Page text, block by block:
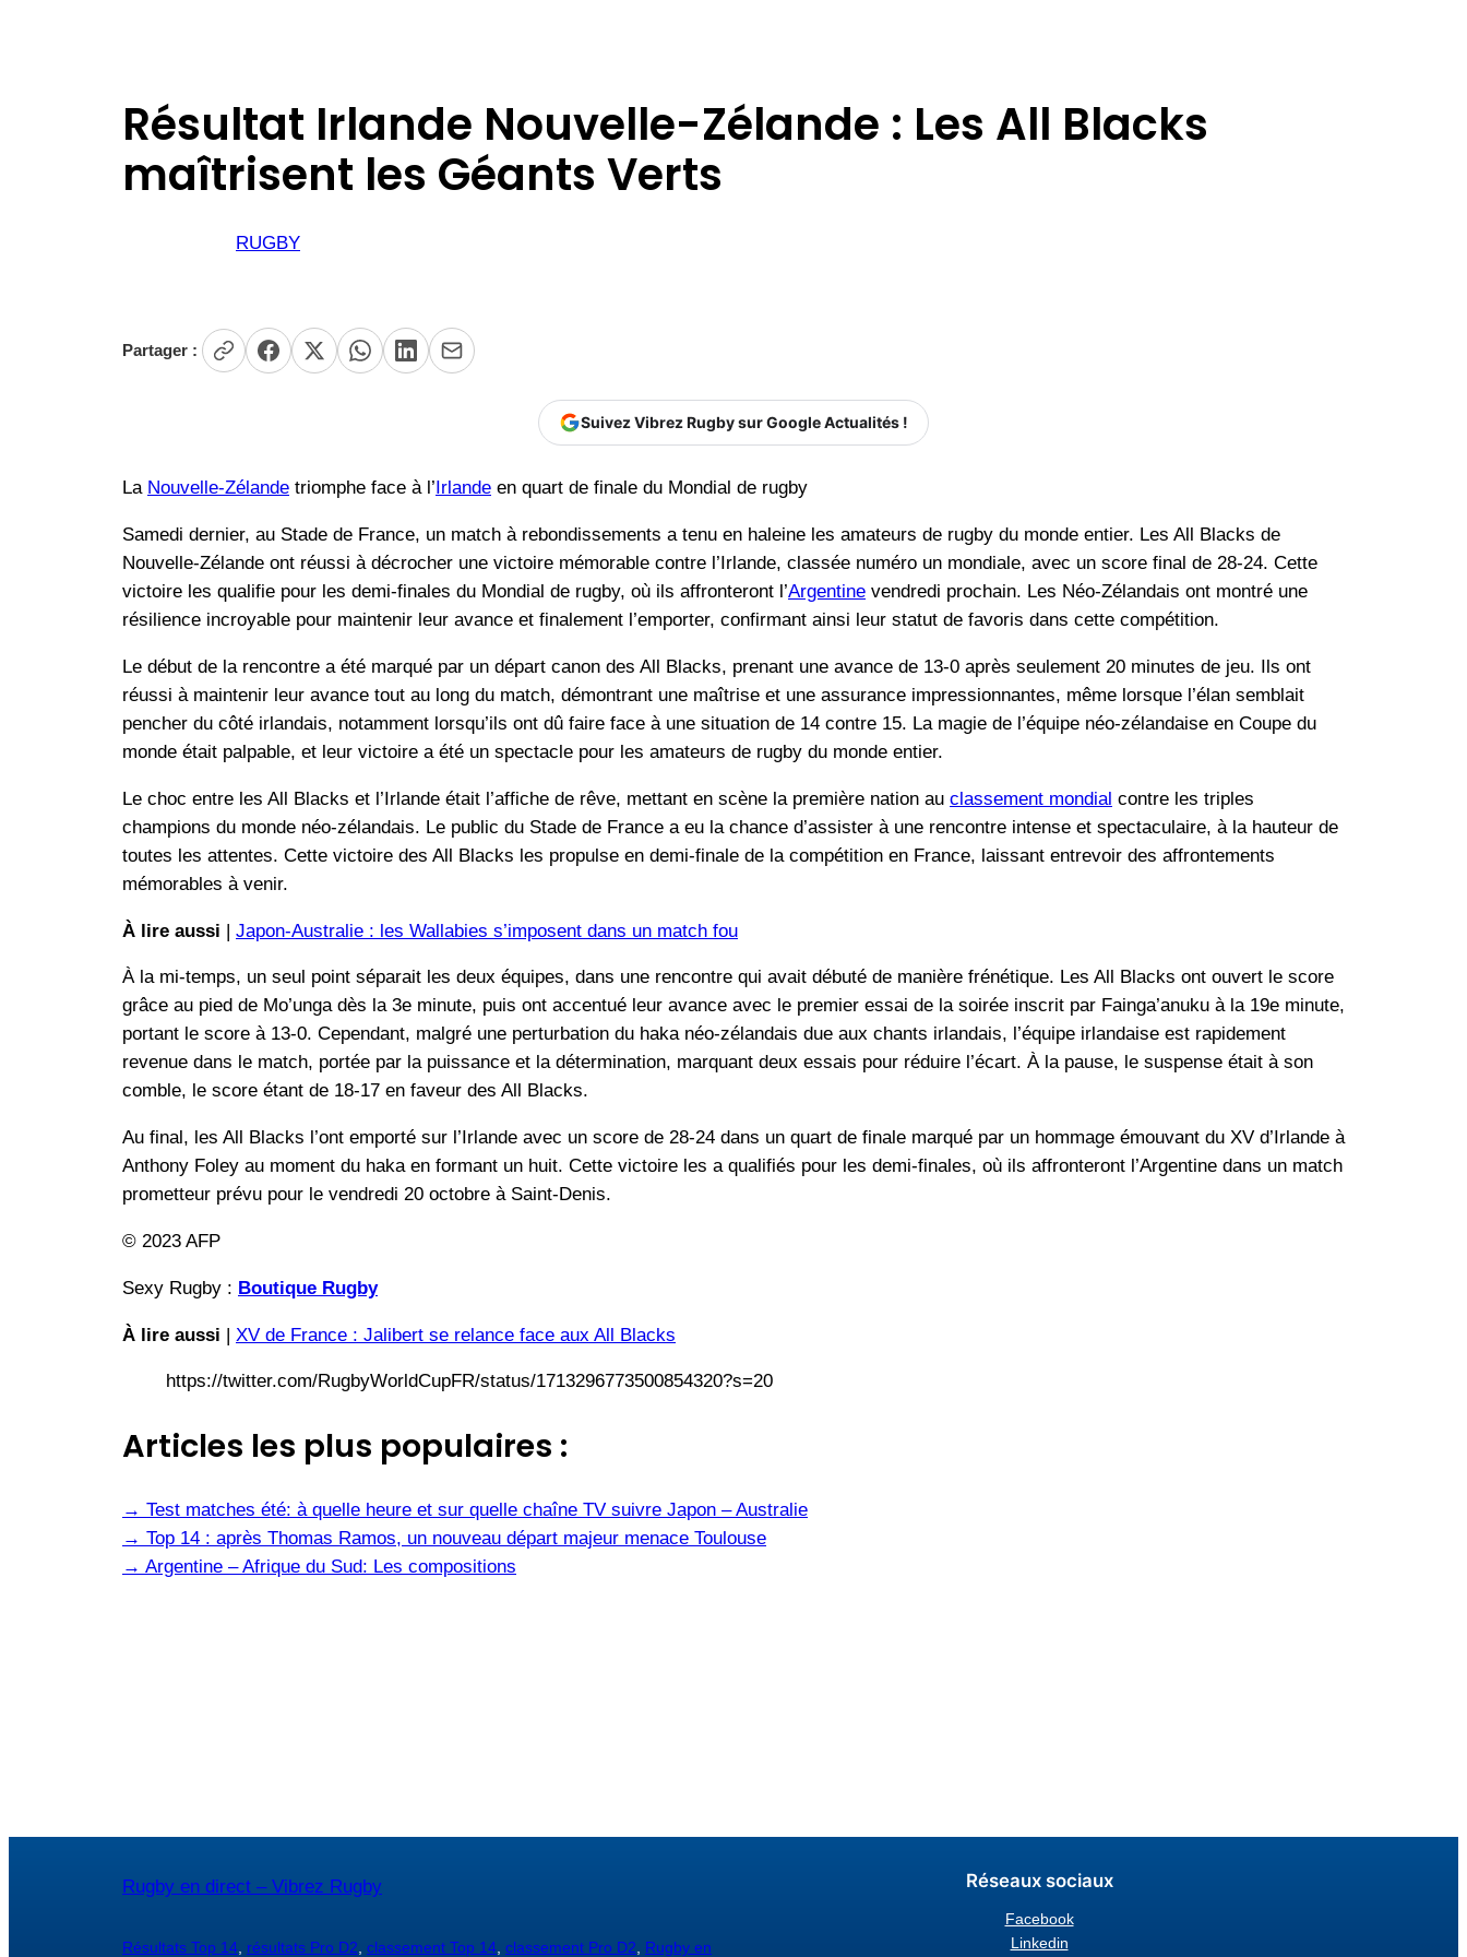
Résultat Irlande Nouvelle-Zélande : Les All Blacks
maîtrisent les Géants Verts
RUGBY
Partager :
Suivez Vibrez Rugby sur Google Actualités !
La Nouvelle-Zélande triomphe face à l’ Irlande en quart de finale du Mondial de rugby
Samedi dernier, au Stade de France, un match à rebondissements a tenu en haleine les amateurs de rugby du monde entier. Les All Blacks de
Nouvelle-Zélande ont réussi à décrocher une victoire mémorable contre l’Irlande, classée numéro un mondiale, avec un score final de 28-24. Cette
victoire les qualifie pour les demi-finales du Mondial de rugby, où ils affronteront l’Argentine vendredi prochain. Les Néo-Zélandais ont montré une
résilience incroyable pour maintenir leur avance et finalement l’emporter, confirmant ainsi leur statut de favoris dans cette compétition.
Le début de la rencontre a été marqué par un départ canon des All Blacks, prenant une avance de 13-0 après seulement 20 minutes de jeu. Ils ont
réussi à maintenir leur avance tout au long du match, démontrant une maîtrise et une assurance impressionnantes, même lorsque l’élan semblait
pencher du côté irlandais, notamment lorsqu’ils ont dû faire face à une situation de 14 contre 15. La magie de l’équipe néo-zélandaise en Coupe du
monde était palpable, et leur victoire a été un spectacle pour les amateurs de rugby du monde entier.
Le choc entre les All Blacks et l’Irlande était l’affiche de rêve, mettant en scène la première nation au classement mondial contre les triples
champions du monde néo-zélandais. Le public du Stade de France a eu la chance d’assister à une rencontre intense et spectaculaire, à la hauteur de
toutes les attentes. Cette victoire des All Blacks les propulse en demi-finale de la compétition en France, laissant entrevoir des affrontements
mémorables à venir.
À lire aussi | Japon-Australie : les Wallabies s’imposent dans un match fou
À la mi-temps, un seul point séparait les deux équipes, dans une rencontre qui avait débuté de manière frénétique. Les All Blacks ont ouvert le score
grâce au pied de Mo’unga dès la 3e minute, puis ont accentué leur avance avec le premier essai de la soirée inscrit par Fainga’anuku à la 19e minute,
portant le score à 13-0. Cependant, malgré une perturbation du haka néo-zélandais due aux chants irlandais, l’équipe irlandaise est rapidement
revenue dans le match, portée par la puissance et la détermination, marquant deux essais pour réduire l’écart. À la pause, le suspense était à son
comble, le score étant de 18-17 en faveur des All Blacks.
Au final, les All Blacks l’ont emporté sur l’Irlande avec un score de 28-24 dans un quart de finale marqué par un hommage émouvant du XV d’Irlande à
Anthony Foley au moment du haka en formant un huit. Cette victoire les a qualifiés pour les demi-finales, où ils affronteront l’Argentine dans un match
prometteur prévu pour le vendredi 20 octobre à Saint-Denis.
© 2023 AFP
Sexy Rugby : Boutique Rugby
À lire aussi | XV de France : Jalibert se relance face aux All Blacks
https://twitter.com/RugbyWorldCupFR/status/1713296773500854320?s=20
Articles les plus populaires :
→ Test matches été: à quelle heure et sur quelle chaîne TV suivre Japon – Australie
→ Top 14 : après Thomas Ramos, un nouveau départ majeur menace Toulouse
→ Argentine – Afrique du Sud: Les compositions
Rugby en direct – Vibrez Rugby
Résultats Top 14 résultats Pro D2 classement Top 14 classement Pro D2 Rugby en
Réseaux sociaux
Facebook
Linkedin